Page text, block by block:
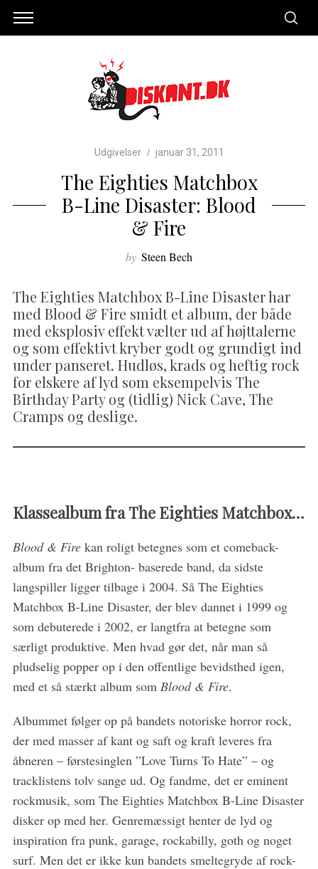
Udgivelser januar 31, 2011
The Eighties Matchbox
B-Line Disaster: Blood
& Fire
by Steen Bech
The Eighties Matchbox B-Line Disaster har
med Blood & Fire smidt et album, der både
med eksplosiv effekt vælter ud af højttalerne
og som effektivt kryber godt og grundigt ind
under panseret. Hudløs, krads og heftig rock
for elskere af lyd som eksempelvis The
Birthday Party og (tidlig) Nick Cave, The
Cramps og deslige.
Klassealbum fraThe Eighties Matchbox…
Blood & Firekan roligt betegnes som et comeback-
album fra det Brighton- baserede band, da sidste
langspiller ligger tilbage i 2004. Så The Eighties
Matchbox B-Line Disaster, der blev dannet i 1999 og
som debuterede i 2002, er langtfra at betegne som
særligt produktive. Men hvad gør det, når man så
pludselig popper op i den offentlige bevidsthed igen,
med et så stærkt album som Blood & Fire.
Albummet følger op på bandets notoriske horror rock,
der med masser af kant og saft og kraft leveres fra
åbneren – førstesinglen ”Love Turns To Hate” – og
tracklistens tolv sange ud. Og fandme, det er eminent
rockmusik, som The Eighties Matchbox B-Line Disaster
disker op med her. Genremæssigt henter de lyd og
inspiration fra punk, garage, rockabilly, goth og noget
surf. Men det er ikke kun bandets smeltegryde af rock-
a
r
c
r
: